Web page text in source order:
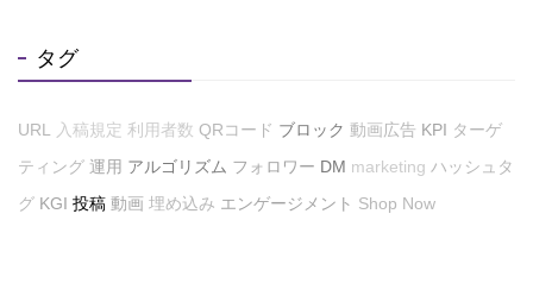
タグ
URL 入稿規定 利用者数 QRコード ブロック 動画広告 KPI ターゲ
ティング 運用 アルゴリズム フォロワー DM marketing ハッシュタ
グ KGI 投稿 動画 埋め込み エンゲージメント Shop Now